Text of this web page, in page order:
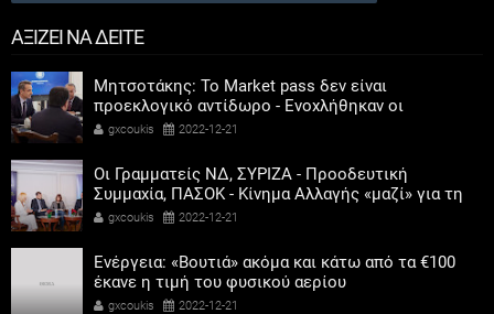
ΑΞΙΖΕΙ ΝΑ ΔΕΙΤΕ
Μητσοτάκης: Το Market pass δεν είναι
προεκλογικό αντίδωρο - Ενοχλήθηκαν οι
αριστεροί του χαβιαριού
gxcoukis 2022-12-21
Οι Γραμματείς ΝΔ, ΣΥΡΙΖΑ - Προοδευτική
Συμμαχία, ΠΑΣΟΚ - Κίνημα Αλλαγής «μαζί» για τη
συμμετοχή των γυναικών στην πολιτική
gxcoukis 2022-12-21
Ενέργεια: «Βουτιά» ακόμα και κάτω από τα €100
έκανε η τιμή του φυσικού αερίου
gxcoukis 2022-12-21